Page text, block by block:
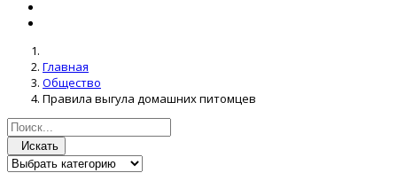
Главная
Общество
Правила выгула домашних питомцев
Искать